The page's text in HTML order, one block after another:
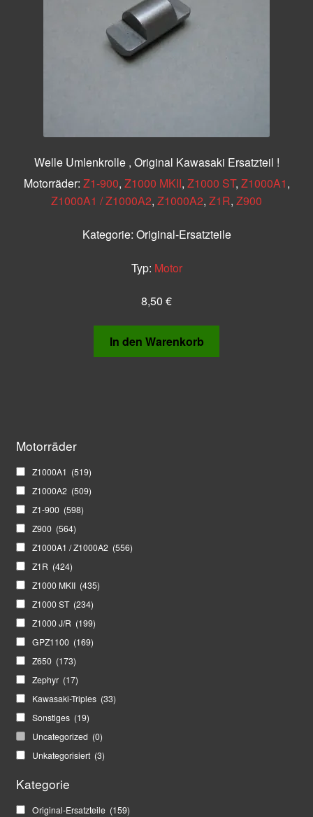
Welle Umlenkrolle , Original Kawasaki Ersatzteil !
Motorräder: Z1-900, Z1000 MKII, Z1000 ST, Z1000A1,
Z1000A1 / Z1000A2, Z1000A2, Z1R, Z900
Kategorie: Original-Ersatzteile
Typ: Motor
8,50 €
In den Warenkorb
Motorräder
Z1000A1 (519)
Z1000A2 (509)
Z1-900 (598)
Z900 (564)
Z1000A1 / Z1000A2 (556)
Z1R (424)
Z1000 MKII (435)
Z1000 ST (234)
Z1000 J/R (199)
GPZ1100 (169)
Z650 (173)
Zephyr (17)
Kawasaki-Triples (33)
Sonstiges (19)
Uncategorized (0)
Unkategorisiert (3)
Kategorie
Original-Ersatzteile (159)